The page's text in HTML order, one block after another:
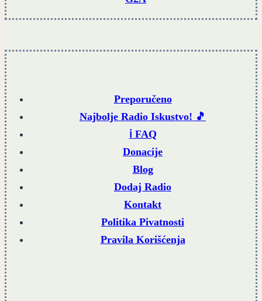
Preporučeno
Najbolje Radio Iskustvo! 🎵
ℹ️ FAQ
Donacije
Blog
Dodaj Radio
Kontakt
Politika Pivatnosti
Pravila Korišćenja